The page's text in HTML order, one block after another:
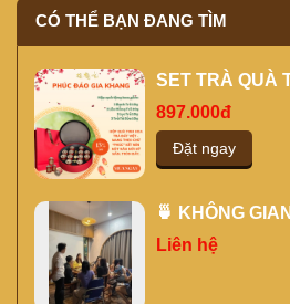
CÓ THỂ BẠN ĐANG TÌM
SET TRÀ QUÀ
GIA KHANG"
897.000đ
Đặt ngay
🍵 KHÔNG
TÂM CHO CÁC
Liên hệ